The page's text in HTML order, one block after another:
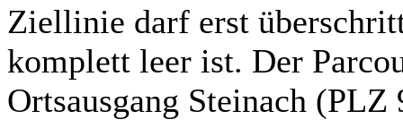
Ziellinie darf erst
komplett leer ist. Der
Ortsausgang Steinach